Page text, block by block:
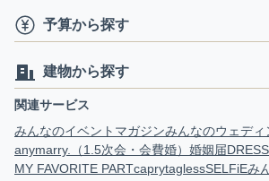
予算から探す
建物から探す
関連サービス
みんなのイベントマガジンみんなのウェディ
anymarry.（1.5次会・会費婚） 婚姻届
MY FAVORITE PARTcaprytaglessSELFiEみ